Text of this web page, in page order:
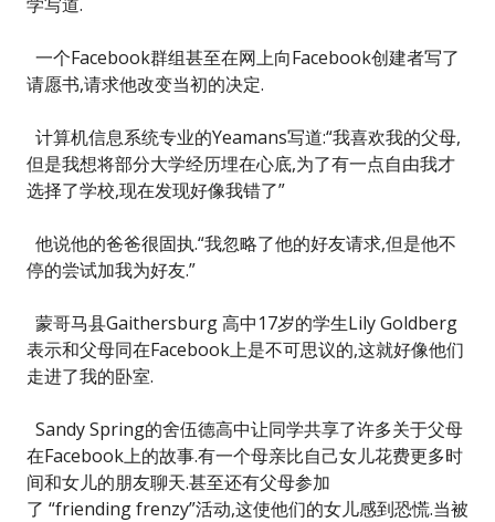
一个Facebook群组甚至在网上向Facebook创建者写了
请愿书,请求他改变当初的决定.
计算机信息系统专业的Yeamans写道:“我喜欢我的父母,
但是我想将部分大学经历埋在心底,为了有一点自由我才
选择了学校,现在发现好像我错了”
他说他的爸爸很固执.“我忽略了他的好友请求,但是他不
停的尝试加我为好友.”
蒙哥马县Gaithersburg 高中17岁的学生Lily Goldberg
表示和父母同在Facebook上是不可思议的,这就好像他们
走进了我的卧室.
Sandy Spring的舍伍德高中让同学共享了许多关于父母
在Facebook上的故事.有一个母亲比自己女儿花费更多时
间和女儿的朋友聊天.甚至还有父母参加
了 “friending frenzy”活动,这使他们的女儿感到恐慌.当被